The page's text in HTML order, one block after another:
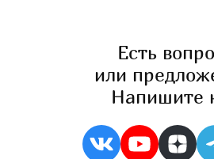
Есть
или
Напишите